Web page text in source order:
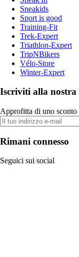
Sneakids
Sport is good
Training-Fit
Trek-Expert
Triathlon-Expert
TripNBikers
Vélo-Store
Winter-Expert
Iscriviti alla nostra
Approfitta di uno sconto
Rimani connesso
Seguici sui social